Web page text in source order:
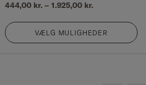
444,00 kr. – 1.925,00 kr.
1.925,00 kr.
VÆLG MULIGHEDER